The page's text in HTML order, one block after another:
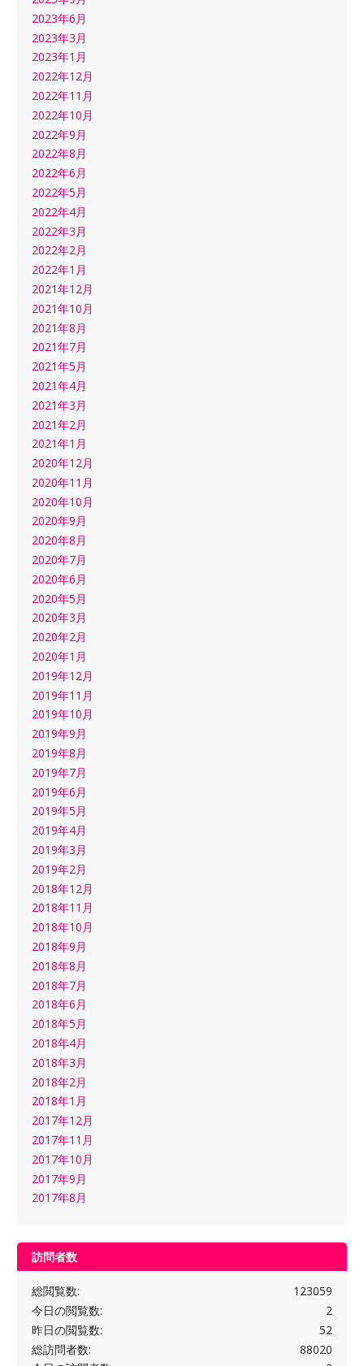
2023年6月
2023年3月
2023年1月
2022年12月
2022年11月
2022年10月
2022年9月
2022年8月
2022年6月
2022年5月
2022年4月
2022年3月
2022年2月
2022年1月
2021年12月
2021年10月
2021年8月
2021年7月
2021年5月
2021年4月
2021年3月
2021年2月
2021年1月
2020年12月
2020年11月
2020年10月
2020年9月
2020年8月
2020年7月
2020年6月
2020年5月
2020年3月
2020年2月
2020年1月
2019年12月
2019年11月
2019年10月
2019年9月
2019年8月
2019年7月
2019年6月
2019年5月
2019年4月
2019年3月
2019年2月
2018年12月
2018年11月
2018年10月
2018年9月
2018年8月
2018年7月
2018年6月
2018年5月
2018年4月
2018年3月
2018年2月
2018年1月
2017年12月
2017年11月
2017年10月
2017年9月
2017年8月
訪問者数
123059
総閲覧数:
2
今日の閲覧数:
52
昨日の閲覧数:
88020
総訪問者数: